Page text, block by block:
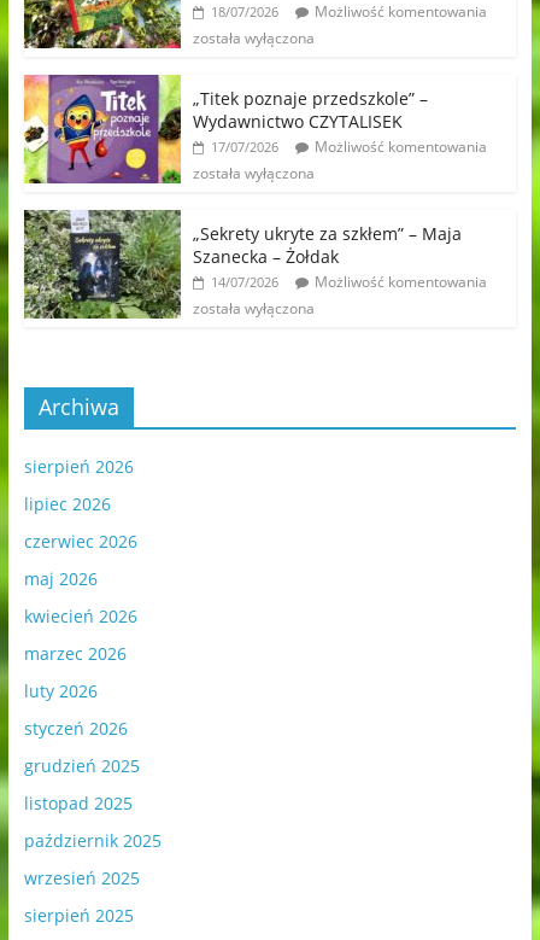
18/07/2026
Możliwość komentowania
została wyłączona
„Titek poznaje przedszkole” –
Wydawnictwo CZYTALISEK
17/07/2026
Możliwość komentowania
została wyłączona
„Sekrety ukryte za szkłem” – Maja
Szanecka – Żołdak
14/07/2026
Możliwość komentowania
została wyłączona
Archiwa
sierpień 2026
lipiec 2026
czerwiec 2026
maj 2026
kwiecień 2026
marzec 2026
luty 2026
styczeń 2026
grudzień 2025
listopad 2025
październik 2025
wrzesień 2025
sierpień 2025